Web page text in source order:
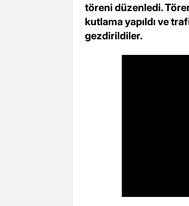
töreni düzenledi.
kutlama yapıldı ve
gezdirildiler.